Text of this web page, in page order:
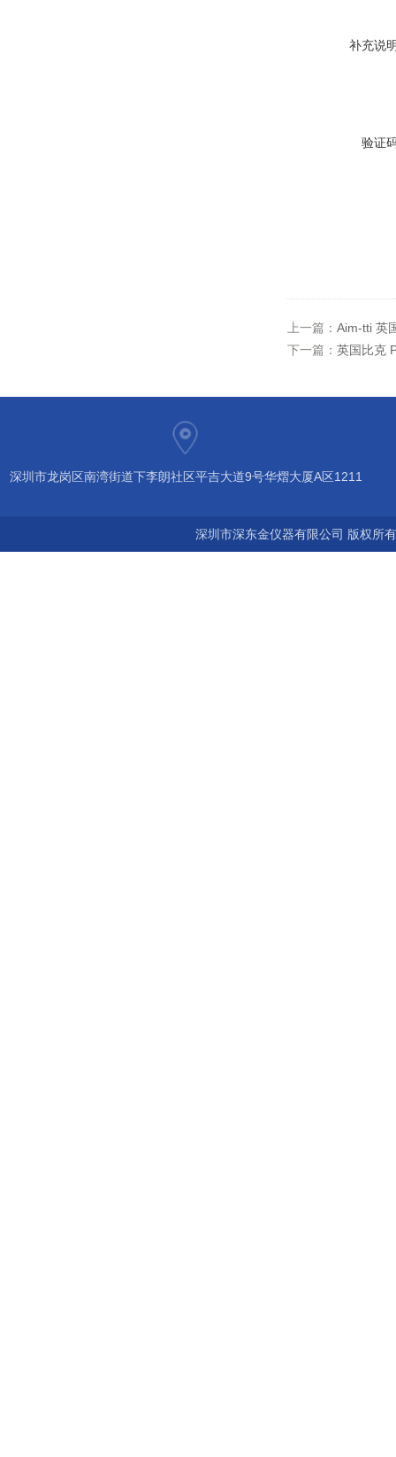
补充说
验证
上一篇： Aim-tti 英
下一篇： 英国比克
深圳市龙岗区南湾街道下李朗社区平吉大道9号华熠大厦A区1211
深圳市深东金仪器有限公司 版权所